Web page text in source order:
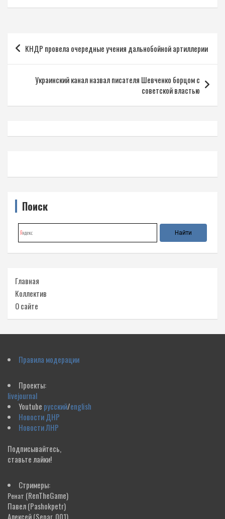
Навигация
по
записям
КНДР провела очередные учения дальнобойной артиллерии
Украинский канал назвал писателя Шевченко борцом с
советской властью
Поиск
Главная
Коллектив
О сайте
Правила модерации
Проекты:
livejournal
Youtube русский/english
Новости ДНР
Новости ЛНР
Подписывайтесь,
ставьте лайки!
Стримеры:
Ренат (RenTheGame)
Павел(Pashokpetr)
Алексей(Separ_001)